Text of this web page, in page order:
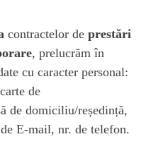
contractelor de prestări
, prelucrăm în
cu caracter personal:
de
de domiciliu/reședință,
E-mail, nr. de telefon.